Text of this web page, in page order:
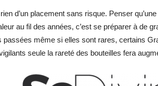
d’un placement sans risque. Penser
au fil des années, c’est se préparer à de
passées même si elles sont rares, certains
seule la rareté des bouteilles fera